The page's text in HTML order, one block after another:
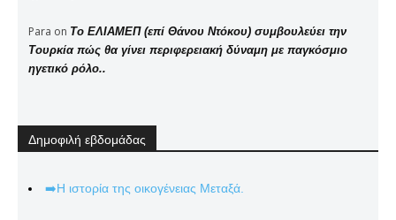
Para on Το ΕΛΙΑΜΕΠ (επί Θάνου Ντόκου) συμβουλεύει την
Τουρκία πώς θα γίνει περιφερειακή δύναμη με παγκόσμιο
ηγετικό ρόλο..
Δημοφιλή εβδομάδας
➡️Η ιστορία της οικογένειας Μεταξά.